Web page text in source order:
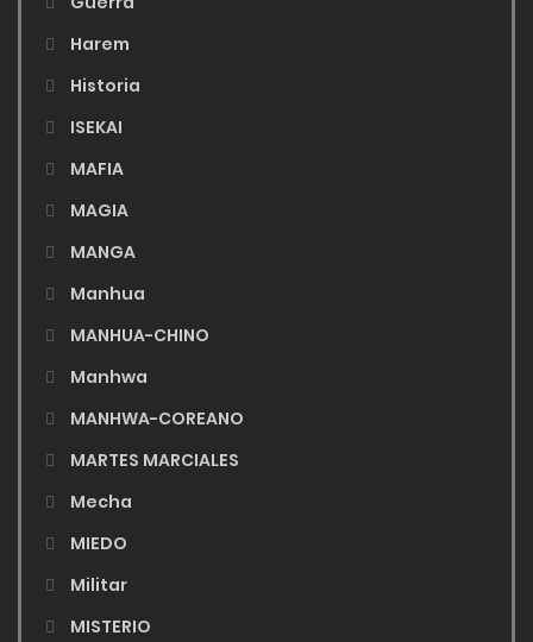
Harem
Historia
ISEKAI
MAFIA
MAGIA
MANGA
Manhua
MANHUA-CHINO
Manhwa
MANHWA-COREANO
MARTES MARCIALES
Mecha
MIEDO
Militar
MISTERIO